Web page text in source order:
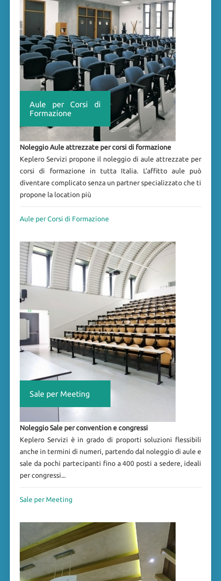
Aule per Corsi di
Formazione
Noleggio Aule attrezzate per corsi di formazione
Keplero Servizi propone il noleggio di aule attrezzate per
corsi di formazione in tutta Italia. L’affitto aule può
diventare complicato senza un partner specializzato che ti
propone la location più
Aule per Corsi di Formazione
Sale per Meeting
Noleggio Sale per convention e congressi
Keplero Servizi è in grado di proporti soluzioni flessibili
anche in termini di numeri, partendo dal noleggio di aule e
sale da pochi partecipanti fino a 400 posti a sedere, ideali
per congressi...
Sale per Meeting